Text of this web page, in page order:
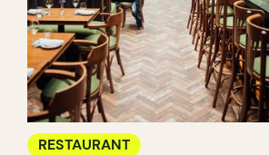
RESTAURANT